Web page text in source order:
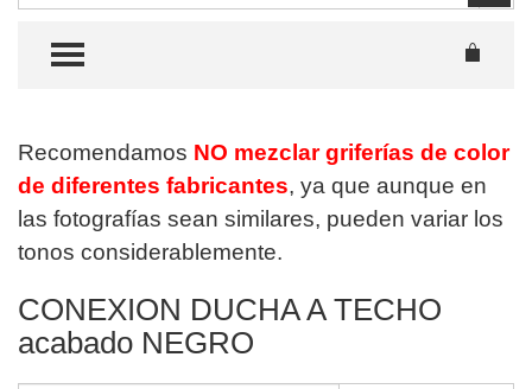
TOGGLE MENU
Recomendamos NO mezclar griferías de color
de diferentes fabricantes, ya que aunque en
las fotografías sean similares, pueden variar los
tonos considerablemente.
CONEXION DUCHA A TECHO
acabado NEGRO